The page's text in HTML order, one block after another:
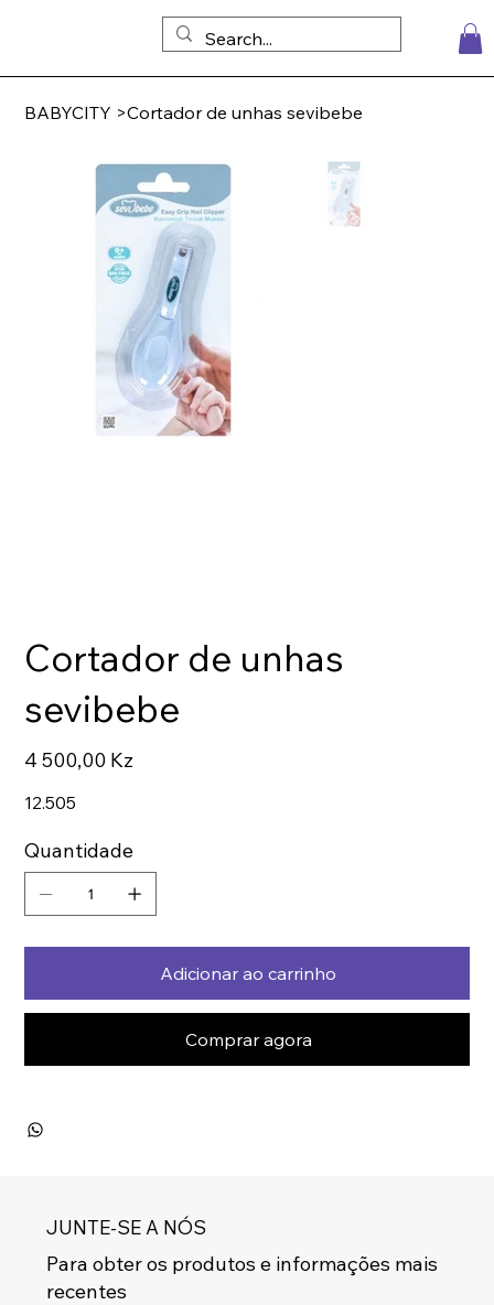
BABYCITY >Cortador de unhas sevibebe
Cortador de unhas
sevibebe
Preço
4 500,00 Kz
12.505
Quantidade
Adicionar ao carrinho
Comprar agora
JUNTE-SE A NÓS
Para obter os produtos e informações mais
recentes